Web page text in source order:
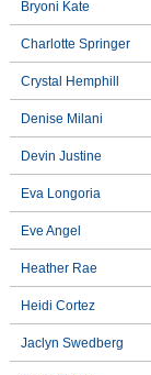
Bryoni Kate
Charlotte Springer
Crystal Hemphill
Denise Milani
Devin Justine
Eva Longoria
Eve Angel
Heather Rae
Heidi Cortez
Jaclyn Swedberg